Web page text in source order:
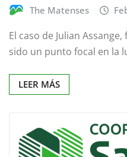
The Matenses
El caso de Julian
sido un punto focal en la
LEER MÁS